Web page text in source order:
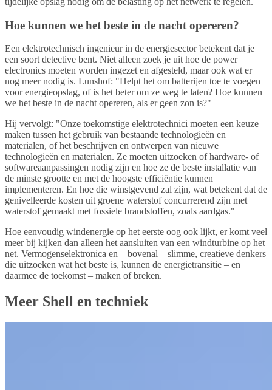
Hoe kunnen we het beste in de nacht opereren?
Een elektrotechnisch ingenieur in de energiesector betekent dat je
een soort detective bent. Niet alleen zoek je uit hoe de power
electronics moeten worden ingezet en afgesteld, maar ook wat er
nog meer nodig is. Lunshof: "Helpt het om batterijen toe te voegen
voor energieopslag, of is het beter om ze weg te laten? Hoe kunnen
we het beste in de nacht opereren, als er geen zon is?"
Hij vervolgt: "Onze toekomstige elektrotechnici moeten een keuze
maken tussen het gebruik van bestaande technologieën en
materialen, of het beschrijven en ontwerpen van nieuwe
technologieën en materialen. Ze moeten uitzoeken of hardware- of
softwareaanpassingen nodig zijn en hoe ze de beste installatie van
de minste grootte en met de hoogste efficiëntie kunnen
implementeren. En hoe die winstgevend zal zijn, wat betekent dat de
genivelleerde kosten uit groene waterstof concurrerend zijn met
waterstof gemaakt met fossiele brandstoffen, zoals aardgas."
Hoe eenvoudig windenergie op het eerste oog ook lijkt, er komt veel
meer bij kijken dan alleen het aansluiten van een windturbine op het
net. Vermogenselektronica en – bovenal – slimme, creatieve denkers
die uitzoeken wat het beste is, kunnen de energietransitie – en
daarmee de toekomst – maken of breken.
Meer Shell en techniek